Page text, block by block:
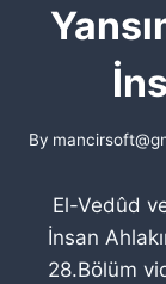
By
El-Vedûd
İnsan
28.Bölüm